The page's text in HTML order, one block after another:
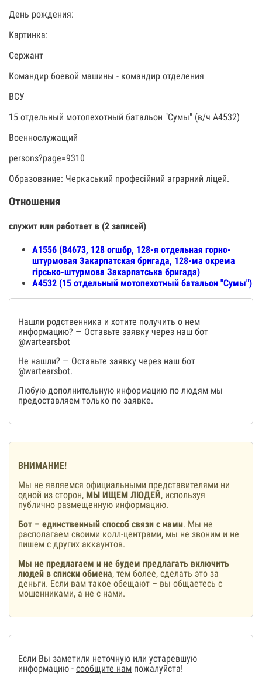
День рождения:
Картинка:
Сержант
Командир боевой машины - командир отделения
ВСУ
15 отдельный мотопехотный батальон "Сумы" (в/ч А4532)
Военнослужащий
persons?page=9310
Образование: Черкаський професійний аграрний ліцей.
Отношения
служит или работает в (2 записей)
А1556 (В4673, 128 огшбр, 128-я отдельная горно-
штурмовая Закарпатская бригада, 128-ма окрема
гірсько-штурмова Закарпатська бригада)
А4532 (15 отдельный мотопехотный батальон "Сумы")
Нашли родственника и хотите получить о нем
информацию? — Оставьте заявку через наш бот
@wartearsbot
Не нашли? — Оставьте заявку через наш бот
@wartearsbot.
Любую дополнительную информацию по людям мы
предоставляем только по заявке.
ВНИМАНИЕ!
Мы не являемся официальными представителями ни
одной из сторон, МЫ ИЩЕМ ЛЮДЕЙ, используя
публично размещенную информацию.
Бот – единственный способ связи с нами. Мы не
располагаем своими колл-центрами, мы не звоним и не
пишем с других аккаунтов.
Мы не предлагаем и не будем предлагать включить
людей в списки обмена, тем более, сделать это за
деньги. Если вам такое обещают – вы общаетесь с
мошенниками, а не с нами.
Если Вы заметили неточную или устаревшую
информацию - сообщите нам пожалуйста!